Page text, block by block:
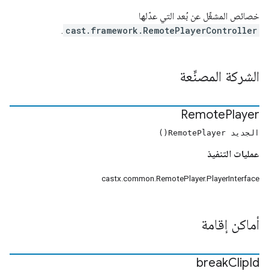
خصائص المشغّل عن بُعد التي عدّلها
cast.framework.RemotePlayerController
.
الشركة المصنِّعة
RemotePlayer
الجديد RemotePlayer()
عمليات التنفيذ
castx.common.RemotePlayer.PlayerInterface
أماكن إقامة
breakClipId